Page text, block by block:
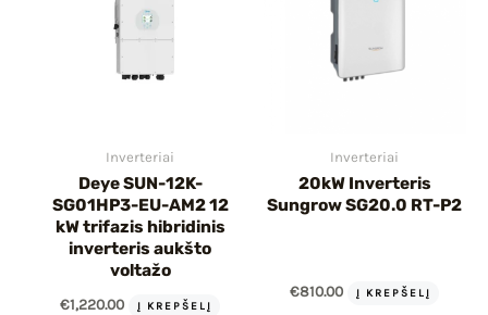
Inverteriai
Deye SUN-12K-
SG01HP3-EU-AM2 12
kW trifazis hibridinis
inverteris aukšto
voltažo
€1,220.00 Į KREPŠELĮ
Inverteriai
20kW Inverteris
Sungrow SG20.0 RT-P2
€810.00 Į KREPŠELĮ